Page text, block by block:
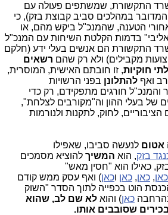
משרד התקשורת, שמשתפים פעולה עם
המדובר במהלכים סביב קבוצת בזק), כי
הטענה, שהמנכ"ל ביקש מהם, או
בדמות הקלטת השיחות עם המנכ"ל
התקשורת הם אנשים בעלי ידע (חלקם
מקבילים) ולא רק שהם רשאים
חוקיות, זו חובתם האישית, המוסרית,
ואף להתלונן בפני הרשויות
חורגים מתפקידם, רק כדי
של בעלי ההון וה"מקורבים לצלחת",
הציבוריים, לחוק, לתקנות ולנורמות
אטום לנעשה סביבו, שאפילו
בזק, הוא המשיך להוציא מסמכים
כאילו הוא "חסין מאש"
כאן, כאן, כאן וכאן) ואף עסק ממש קודם
הוט בכפייה לתוך הסדר "השוק
כאן) והוא לא שם לב, שהוא
שסובבים אותו.